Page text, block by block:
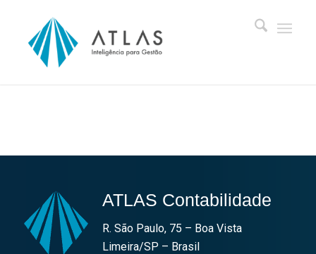
ATLAS Contabilidade
R. São Paulo, 75 – Boa Vista
Limeira/SP – Brasil